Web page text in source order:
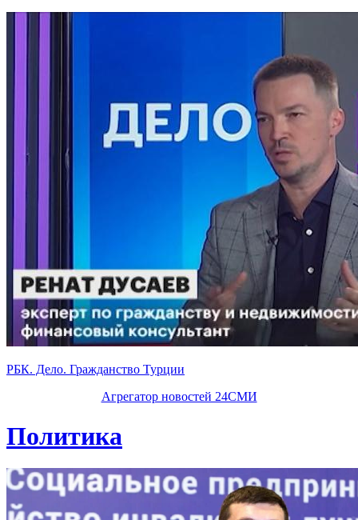
РБК. Дело. Гражданство Турции
Агрегатор новостей 24СМИ
Политика